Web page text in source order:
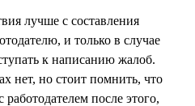
лучше с составления
и только в случае
к написанию жалоб.
нет, но стоит помнить, что
после этого,